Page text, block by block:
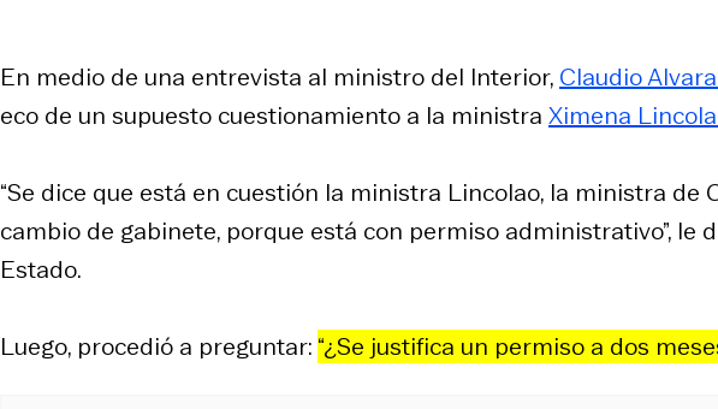
En medio de una entrevista al ministro del Interior, Claudio
eco de un supuesto cuestionamiento a la ministra Ximena
“Se dice que está en cuestión la ministra Lincolao, la ministra de
cambio de gabinete, porque está con permiso administrativo”, le
Estado.
Luego, procedió a preguntar: “¿Se justifica un permiso a dos